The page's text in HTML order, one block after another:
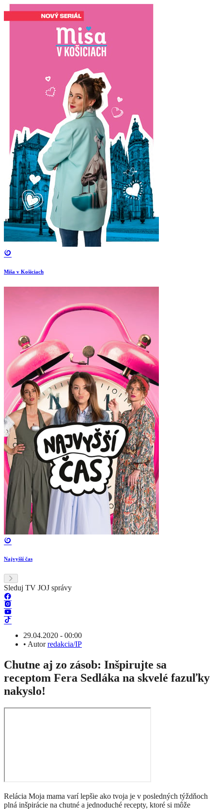
Miša v Košiciach
Najvyšší čas
Sleduj TV JOJ správy
29.04.2020 - 00:00
• Autorredakcia/IP
Chutne aj zo zásob: Inšpirujte sa
receptom Fera Sedláka na skvelé fazuľky
nakyslo!
Relácia Moja mama varí lepšie ako tvoja je v posledných týždňoch
plná inšpirácie na chutné a jednoduché recepty, ktoré si môže